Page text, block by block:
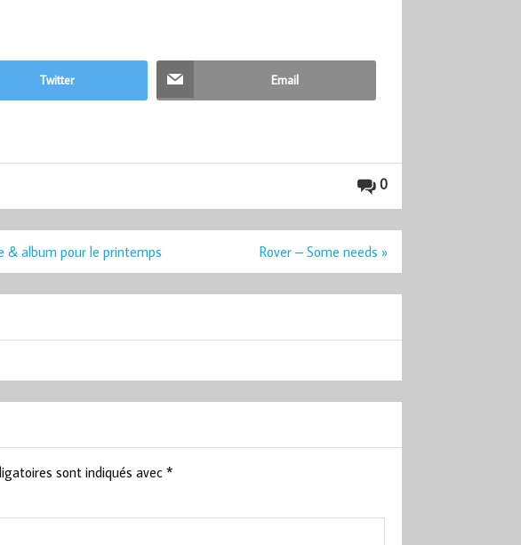
Twitter Email
0
& album pour le printemps Rover – Some needs »
sont indiqués avec *